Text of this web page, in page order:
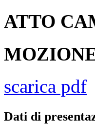
ATTO
scarica pdf
Dati di